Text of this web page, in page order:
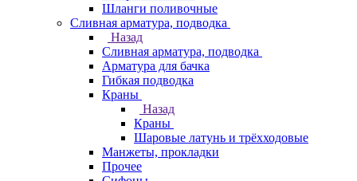
Шланги поливочные
Сливная арматура, подводка
Назад
Сливная арматура, подводка
Арматура для бачка
Гибкая подводка
Краны
Назад
Краны
Шаровые латунь и трёхходовые
Манжеты, прокладки
Прочее